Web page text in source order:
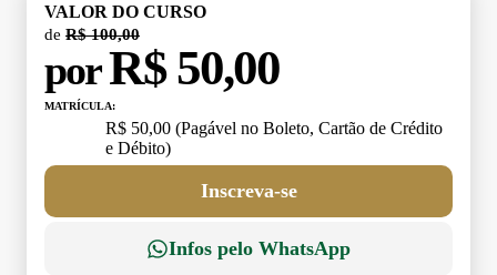
VALOR DO CURSO
de R$ 100,00
porR$ 50,00
MATRÍCULA:
R$ 50,00 (Pagável no Boleto, Cartão de Crédito
e Débito)
Inscreva-se
Infos pelo WhatsApp